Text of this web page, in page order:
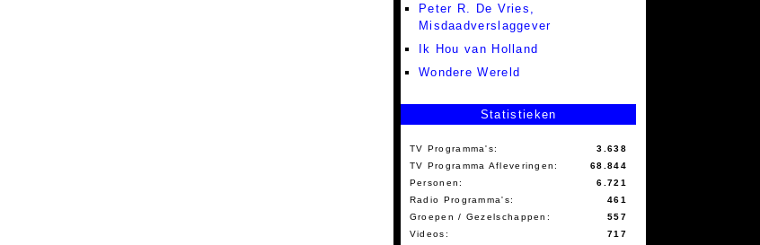
Peter R. De Vries,
Misdaadverslaggever
Ik Hou van Holland
Wondere Wereld
Statistieken
TV Programma's:
3.638
TV Programma Afleveringen:
68.844
Personen:
6.721
Radio Programma's:
461
Groepen / Gezelschappen:
557
Videos:
717